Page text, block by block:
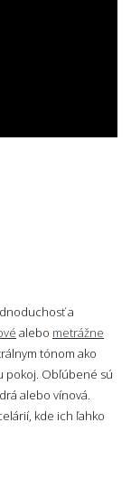
a
alebo metrážne
tónom ako
pokoj. Obľúbené sú
alebo vínová.
kde ich ľahko